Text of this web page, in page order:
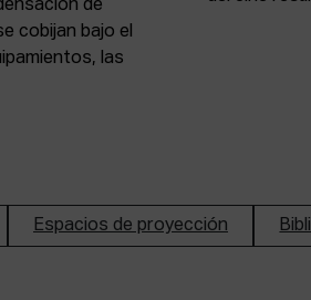
de
cobijan bajo el
las
Espacios de proyección